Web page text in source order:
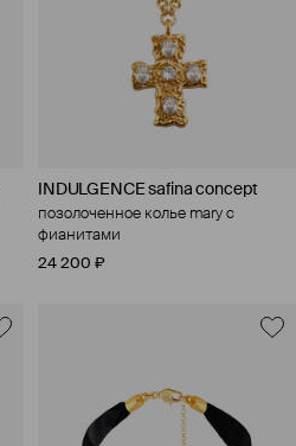
INDULGENCE safina concept
позолоченное колье mary с
фианитами
24 200 ₽